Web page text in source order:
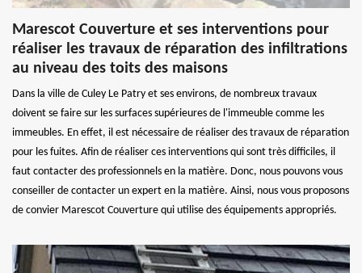
Marescot Couverture et ses interventions pour
réaliser les travaux de réparation des infiltrations
au niveau des toits des maisons
Dans la ville de Culey Le Patry et ses environs, de nombreux travaux
doivent se faire sur les surfaces supérieures de l'immeuble comme les
immeubles. En effet, il est nécessaire de réaliser des travaux de réparation
pour les fuites. Afin de réaliser ces interventions qui sont très difficiles, il
faut contacter des professionnels en la matière. Donc, nous pouvons vous
conseiller de contacter un expert en la matière. Ainsi, nous vous proposons
de convier Marescot Couverture qui utilise des équipements appropriés.